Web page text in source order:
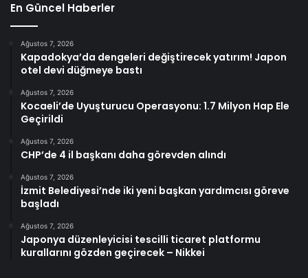
En Güncel Haberler
Ağustos 7, 2026
Kapadokya’da dengeleri değiştirecek yatırım! Japon
otel devi düğmeye bastı
Ağustos 7, 2026
Kocaeli’de Uyuşturucu Operasyonu: 1.7 Milyon Hap Ele
Geçirildi
Ağustos 7, 2026
CHP’de 4 il başkanı daha görevden alındı
Ağustos 7, 2026
İzmit Belediyesi’nde iki yeni başkan yardımcısı göreve
başladı
Ağustos 7, 2026
Japonya düzenleyicisi tescilli ticaret platformu
kurallarını gözden geçirecek – Nikkei